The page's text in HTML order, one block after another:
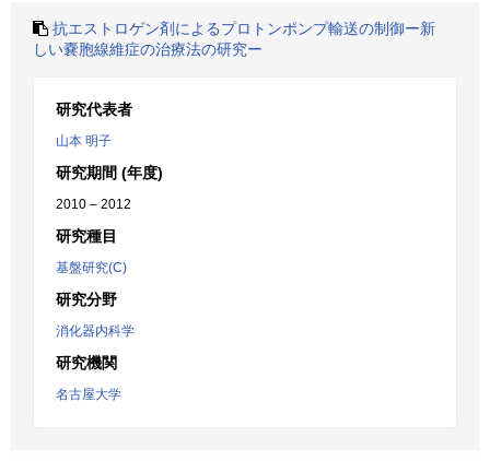
抗エストロゲン剤によるプロトンポンプ輸送の制御ー新
しい嚢胞線維症の治療法の研究ー
研究代表者
山本 明子
研究期間 (年度)
2010 – 2012
研究種目
基盤研究(C)
研究分野
消化器内科学
研究機関
名古屋大学